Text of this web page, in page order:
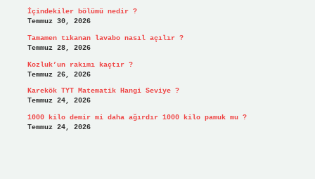
İçindekiler bölümü nedir ?
Temmuz 30, 2026
Tamamen tıkanan lavabo nasıl açılır ?
Temmuz 28, 2026
Kozluk’un rakımı kaçtır ?
Temmuz 26, 2026
Karekök TYT Matematik Hangi Seviye ?
Temmuz 24, 2026
1000 kilo demir mi daha ağırdır 1000 kilo pamuk mu ?
Temmuz 24, 2026